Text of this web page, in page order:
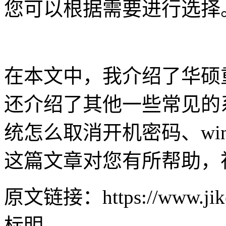
您可以根据需要进行选择
在本文中，我介绍了华
还介绍了其他一些常见
统怎么取消开机密码、
这篇文章对您有所帮助
原文链接：https://